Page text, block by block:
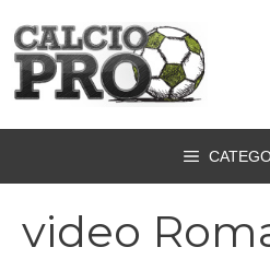
contenuto
video